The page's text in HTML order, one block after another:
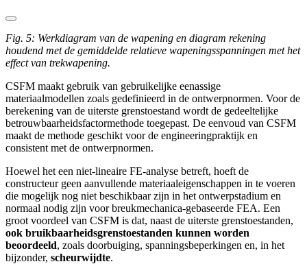
Fig. 5: Werkdiagram van de wapening en diagram rekening
houdend met de gemiddelde relatieve wapeningsspanningen met het
effect van trekwapening.
CSFM maakt gebruik van gebruikelijke eenassige
materiaalmodellen zoals gedefinieerd in de ontwerpnormen. Voor de
berekening van de uiterste grenstoestand wordt de gedeeltelijke
betrouwbaarheidsfactormethode toegepast. De eenvoud van CSFM
maakt de methode geschikt voor de engineeringpraktijk en
consistent met de ontwerpnormen.
Hoewel het een niet-lineaire FE-analyse betreft, hoeft de
constructeur geen aanvullende materiaaleigenschappen in te voeren
die mogelijk nog niet beschikbaar zijn in het ontwerpstadium en
normaal nodig zijn voor breukmechanica-gebaseerde FEA. Een
groot voordeel van CSFM is dat, naast de uiterste grenstoestanden,
ook bruikbaarheidsgrenstoestanden kunnen worden
beoordeeld, zoals doorbuiging, spanningsbeperkingen en, in het
bijzonder, scheurwijdte.